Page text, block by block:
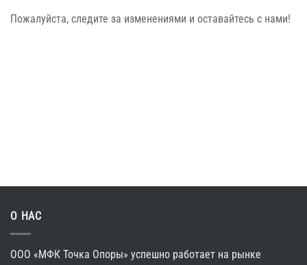
Пожалуйста, следите за изменениями и оставайтесь с нами!
О НАС
ООО «МФК Точка Опоры» успешно работает на рынке